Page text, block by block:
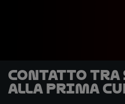
Contatto
alla prima